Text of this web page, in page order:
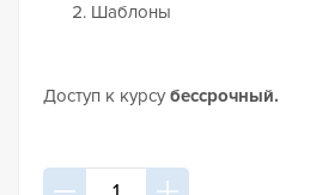
Шаблоны
Доступ к курсу бессрочный.